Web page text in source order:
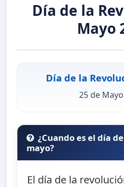
Día de la
Mayo
Día de la
25 de
¿Cuando es el día
mayo?
El día de la